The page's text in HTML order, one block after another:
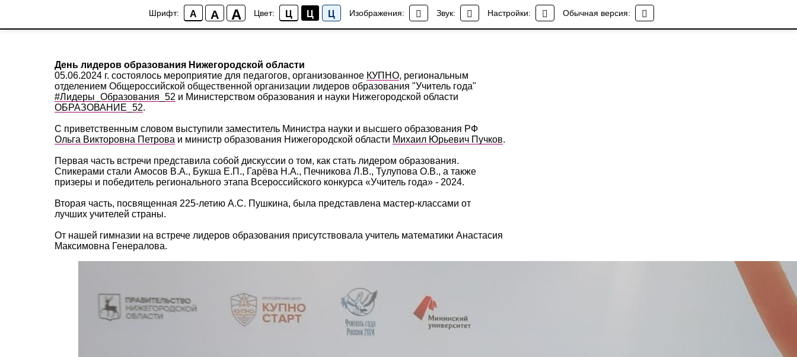
Шрифт: A A A Цвет: Ц Ц Ц Изображения: Звук: Настройки: Обычная версия:
День лидеров образования Нижегородской области
05.06.2024 г. состоялось мероприятие для педагогов, организованное КУПНО, региональным
отделением Общероссийской общественной организации лидеров образования "Учитель года"
#Лидеры_Образования_52 и Министерством образования и науки Нижегородской области
ОБРАЗОВАНИЕ_52.
С приветственным словом выступили заместитель Министра науки и высшего образования РФ
Ольга Викторовна Петрова и министр образования Нижегородской области Михаил Юрьевич Пучков.
Первая часть встречи представила собой дискуссии о том, как стать лидером образования.
Спикерами стали Амосов В.А., Букша Е.П., Гарёва Н.А., Печникова Л.В., Тулупова О.В., а также
призеры и победитель регионального этапа Всероссийского конкурса «Учитель года» - 2024.
Вторая часть, посвященная 225-летию А.С. Пушкина, была представлена мастер-классами от
лучших учителей страны.
От нашей гимназии на встрече лидеров образования присутствовала учитель математики Анастасия
Максимовна Генералова.